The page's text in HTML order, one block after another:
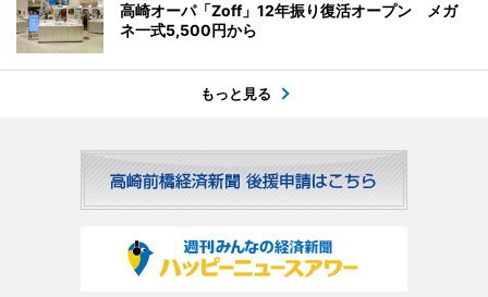
高崎オーパ「Zoff」12年振り復活オープン メガ
ネ一式5,500円から
もっと見る